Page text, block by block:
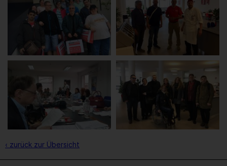
‹ zurück zur Übersicht